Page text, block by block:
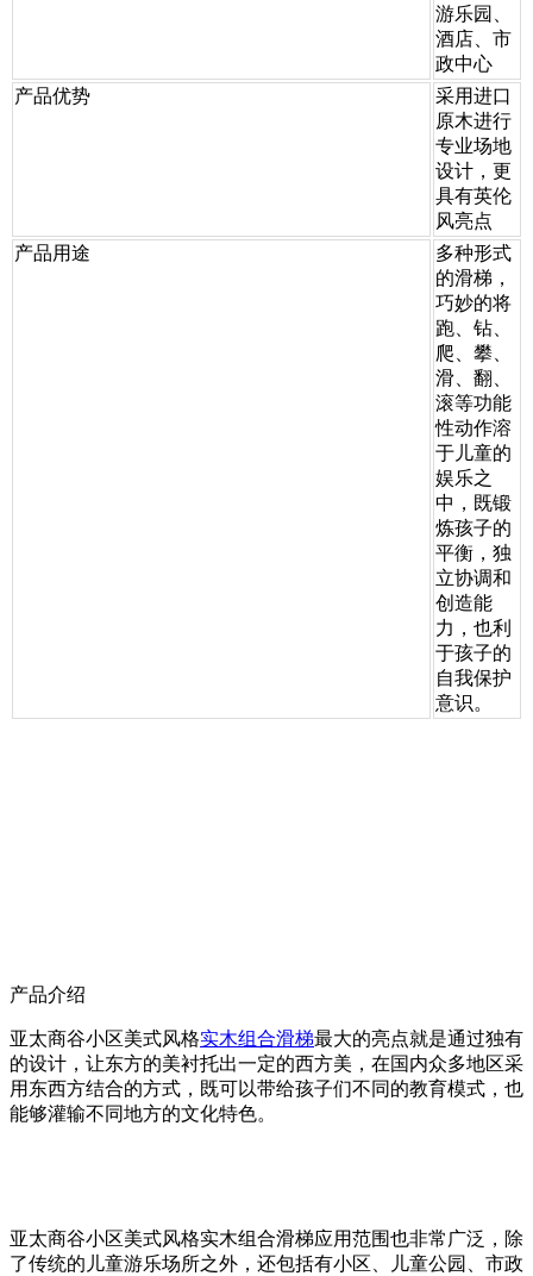
游乐园、
酒店、市
政中心
产品优势
采用进口
原木进行
专业场地
设计，更
具有英伦
风亮点
产品用途
多种形式
的滑梯，
巧妙的将
跑、钻、
爬、攀、
滑、翻、
滚等功能
性动作溶
于儿童的
娱乐之
中，既锻
炼孩子的
平衡，独
立协调和
创造能
力，也利
于孩子的
自我保护
意识。
产品介绍
亚太商谷小区美式风格实木组合滑梯最大的亮点就是通过独有
的设计，让东方的美衬托出一定的西方美，在国内众多地区采
用东西方结合的方式，既可以带给孩子们不同的教育模式，也
能够灌输不同地方的文化特色。
亚太商谷小区美式风格实木组合滑梯应用范围也非常广泛，除
了传统的儿童游乐场所之外，还包括有小区、儿童公园、市政